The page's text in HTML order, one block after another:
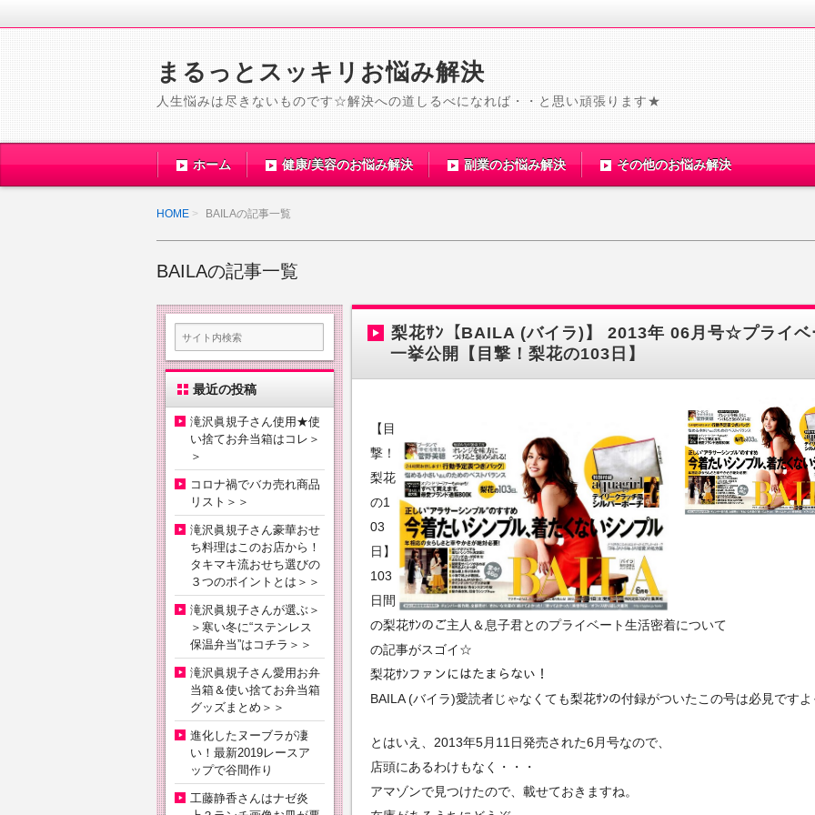
まるっとスッキリお悩み解決
人生悩みは尽きないものです☆解決への道しるべになれば・・と思い頑張ります★
ホーム 健康/美容のお悩み解決 副業のお悩み解決 その他のお悩み解決
HOME BAILAの記事一覧
BAILAの記事一覧
梨花ｻﾝ【BAILA (バイラ)】 2013年 06月号☆プライベ
一挙公開【目撃！梨花の103日】
【目
撃！
梨花
の1
03
日】
103
日間
の梨花ｻﾝのご主人＆息子君とのプライベート生活密着について
の記事がスゴイ☆
梨花ｻﾝファンにはたまらない！
BAILA (バイラ)愛読者じゃなくても梨花ｻﾝの付録がついたこの号は必見ですよ
とはいえ、2013年5月11日発売された6月号なので、
店頭にあるわけもなく・・・
アマゾンで見つけたので、載せておきますね。
最近の投稿
滝沢眞規子さん使用★使
い捨てお弁当箱はコレ＞
＞
コロナ禍でバカ売れ商品
リスト＞＞
滝沢眞規子さん豪華おせ
ち料理はこのお店から！
タキマキ流おせち選びの
３つのポイントとは＞＞
滝沢眞規子さんが選ぶ＞
＞寒い冬に“ステンレス
保温弁当”はコチラ＞＞
滝沢眞規子さん愛用お弁
当箱＆使い捨てお弁当箱
グッズまとめ＞＞
進化したヌーブラが凄
い！最新2019レースア
ップで谷間作り
工藤静香さんはナゼ炎